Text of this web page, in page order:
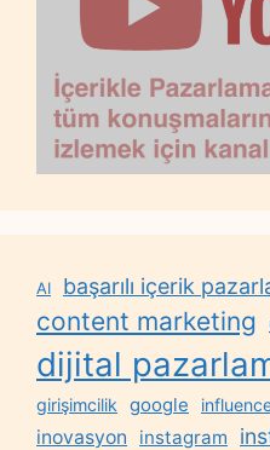
AI başarılı içerik
content marketing
dijital
girişimcilik google
inovasyon instagram